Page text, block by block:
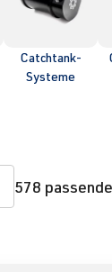
Catchtank-
Systeme
578